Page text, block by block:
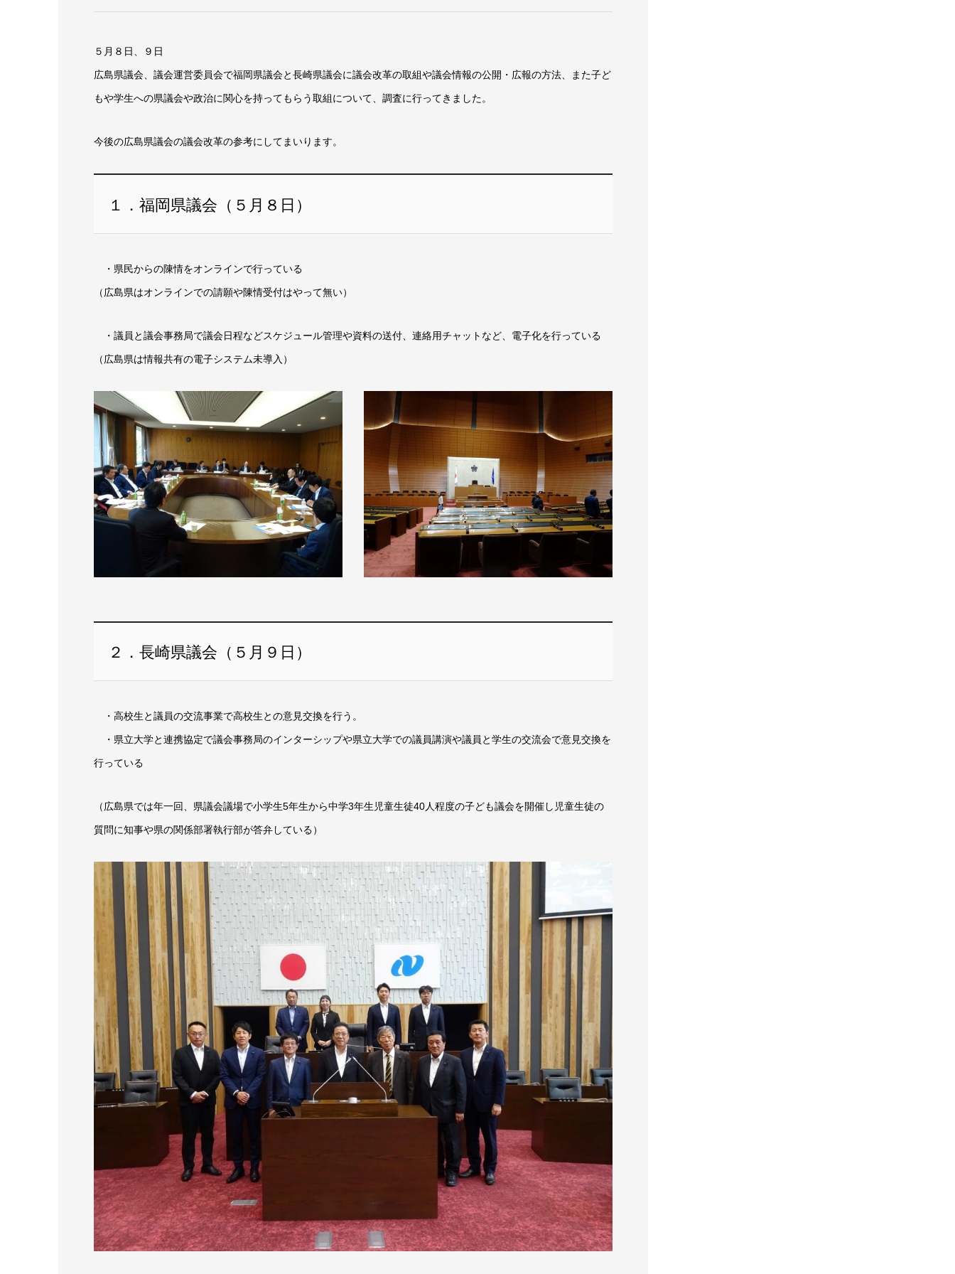
５月８日、９日
広島県議会、議会運営委員会で福岡県議会と長崎県議会に議会改革の取組や議会情報の公開・広報の方法、また子ど
もや学生への県議会や政治に関心を持ってもらう取組について、調査に行ってきました。
今後の広島県議会の議会改革の参考にしてまいります。
１．福岡県議会（５月８日）
・県民からの陳情をオンラインで行っている
（広島県はオンラインでの請願や陳情受付はやって無い）
・議員と議会事務局で議会日程などスケジュール管理や資料の送付、連絡用チャットなど、電子化を行っている
（広島県は情報共有の電子システム未導入）
２．長崎県議会（５月９日）
・高校生と議員の交流事業で高校生との意見交換を行う。
・県立大学と連携協定で議会事務局のインターシップや県立大学での議員講演や議員と学生の交流会で意見交換を
行っている
（広島県では年一回、県議会議場で小学生5年生から中学3年生児童生徒40人程度の子ども議会を開催し児童生徒の
質問に知事や県の関係部署執行部が答弁している）